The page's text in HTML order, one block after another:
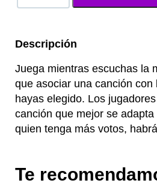
Descripción
Juega mientras escuchas la
que asociar una canción con
hayas elegido. Los
canción que mejor se
quien tenga más votos,
Te